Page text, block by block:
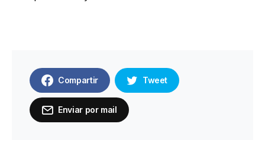
Compartir Tweet
Enviar por mail